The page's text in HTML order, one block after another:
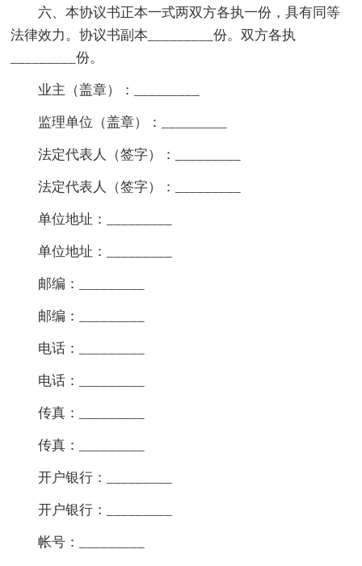
六、本协议书正本一式两双方各执一份，具有同等
法律效力。协议书副本_________份。双方各执
_________份。
业主（盖章）：_________
监理单位（盖章）：_________
法定代表人（签字）：_________
法定代表人（签字）：_________
单位地址：_________
单位地址：_________
邮编：_________
邮编：_________
电话：_________
电话：_________
传真：_________
传真：_________
开户银行：_________
开户银行：_________
帐号：_________